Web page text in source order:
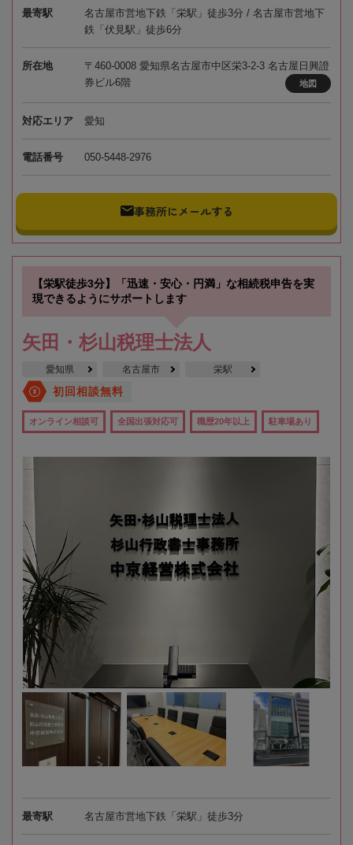
最寄駅
名古屋市営地下鉄「栄駅」徒歩3分 / 名古屋市営地下
鉄「伏見駅」徒歩6分
所在地
〒460-0008 愛知県名古屋市中区栄3-2-3 名古屋日興證
券ビル6階
地図
対応エリア 愛知
電話番号 050-5448-2976
事務所にメールする
【栄駅徒歩3分】「迅速・安心・円満」な相続税申告を実
現できるようにサポートします
矢田・杉山税理士法人
愛知県 名古屋市 栄駅
初回相談無料
オンライン相談可 全国出張対応可 職歴20年以上 駐車場あり
最寄駅 名古屋市営地下鉄「栄駅」徒歩3分